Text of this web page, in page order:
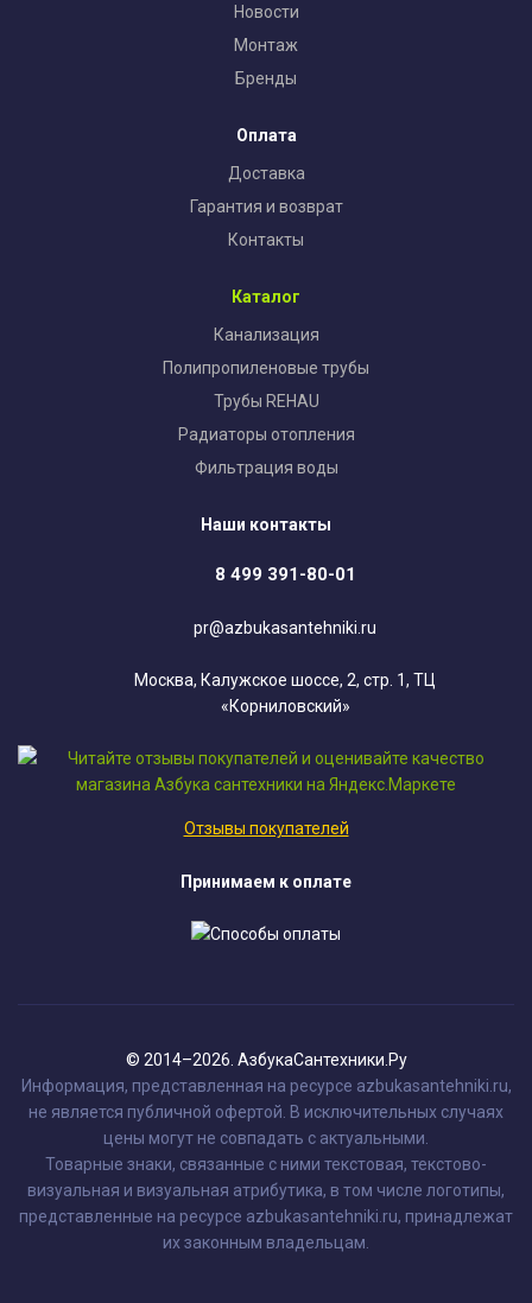
Новости
Монтаж
Бренды
Оплата
Доставка
Гарантия и возврат
Контакты
Каталог
Канализация
Полипропиленовые трубы
Трубы REHAU
Радиаторы отопления
Фильтрация воды
Наши контакты
8 499 391-80-01
pr@azbukasantehniki.ru
Москва, Калужское шоссе, 2, стр. 1, ТЦ
«Корниловский»
Отзывы покупателей
Принимаем к оплате
© 2014–2026. АзбукаСантехники.Ру
Информация, представленная на ресурсе azbukasantehniki.ru,
не является публичной офертой. В исключительных случаях
цены могут не совпадать с актуальными.
Товарные знаки, связанные с ними текстовая, текстово-
визуальная и визуальная атрибутика, в том числе логотипы,
представленные на ресурсе azbukasantehniki.ru, принадлежат
их законным владельцам.